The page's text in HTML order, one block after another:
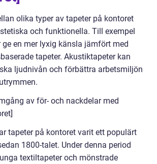
olika typer av tapeter på kontoret
och funktionella. Till exempel
en mer lyxig känsla jämfört med
tapeter. Akustiktapeter kan
ljudnivån och förbättra arbetsmiljön
av för- och nackdelar med
tapeter på kontoret varit ett populärt
1800-talet. Under denna period
textiltapeter och mönstrade